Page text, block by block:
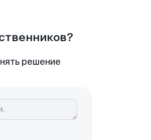
решение